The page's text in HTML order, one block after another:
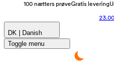
100 nætters prøveGratis levering
DK | Danish
Toggle menu